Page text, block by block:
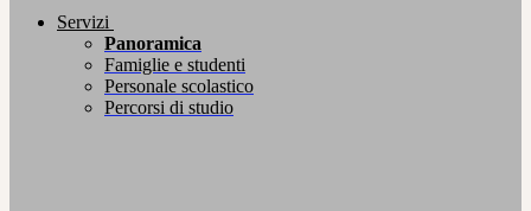
Servizi
Panoramica
Famiglie e studenti
Personale scolastico
Percorsi di studio